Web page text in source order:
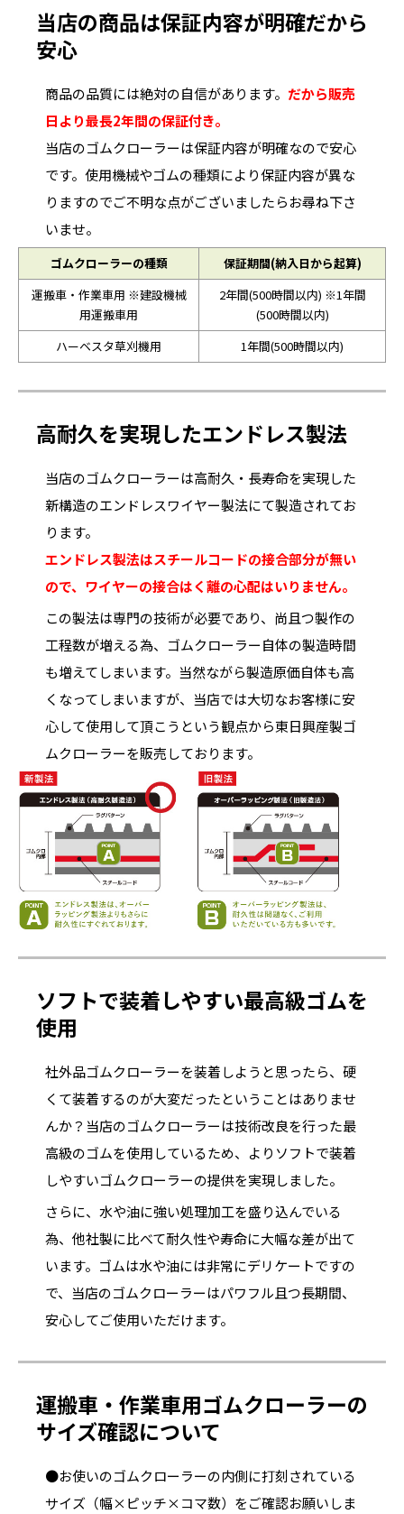
当店の商品は保証内容が明確だから
安心
商品の品質には絶対の自信があります。 だから販売
日より最長2年間の保証付き。
当店のゴムクローラーは保証内容が明確なので安心
です。使用機械やゴムの種類により保証内容が異な
りますのでご不明な点がございましたらお尋ね下さ
いませ。
ゴムクローラーの種類
保証期間(納入日から起算)
運搬車・作業車用 ※建設機械
用運搬車用
2年間(500時間以内) ※1年間
(500時間以内)
ハーベスタ草刈機用
1年間(500時間以内)
高耐久を実現したエンドレス製法
当店のゴムクローラーは高耐久・長寿命を実現した
新構造のエンドレスワイヤー製法にて製造されてお
ります。
エンドレス製法はスチールコードの接合部分が無い
ので、ワイヤーの接合はく離の心配はいりません。
この製法は専門の技術が必要であり、尚且つ製作の
工程数が増える為、ゴムクローラー自体の製造時間
も増えてしまいます。当然ながら製造原価自体も高
くなってしまいますが、当店では大切なお客様に安
心して使用して頂こうという観点から東日興産製ゴ
ムクローラーを販売しております。
ソフトで装着しやすい最高級ゴムを
使用
社外品ゴムクローラーを装着しようと思ったら、硬
くて装着するのが大変だったということはありませ
んか？当店のゴムクローラーは技術改良を行った最
高級のゴムを使用しているため、よりソフトで装着
しやすいゴムクローラーの提供を実現しました。
さらに、水や油に強い処理加工を盛り込んでいる
為、他社製に比べて耐久性や寿命に大幅な差が出て
います。ゴムは水や油には非常にデリケートですの
で、当店のゴムクローラーはパワフル且つ長期間、
安心してご使用いただけます。
運搬車・作業車用ゴムクローラーの
サイズ確認について
●お使いのゴムクローラーの内側に打刻されている
サイズ（幅×ピッチ×コマ数）をご確認お願いしま